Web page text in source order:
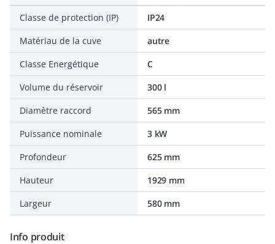
Classe de protection (IP)
IP24
Matériau de la cuve
autre
Classe Energétique
C
Volume du réservoir
300 l
Diamètre raccord
565 mm
Puissance nominale
3 kW
Profondeur
625 mm
Hauteur
1929 mm
Largeur
580 mm
Info produit